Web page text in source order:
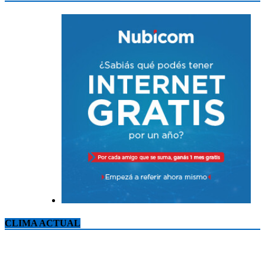
CLIMA ACTUAL